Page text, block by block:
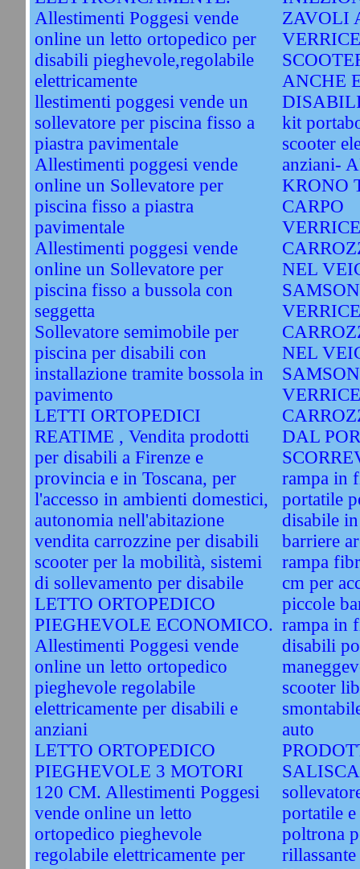
Allestimenti Poggesi vende
online un letto ortopedico per
disabili pieghevole,regolabile
elettricamente
llestimenti poggesi vende un
sollevatore per piscina fisso a
piastra pavimentale
Allestimenti poggesi vende
online un Sollevatore per
piscina fisso a piastra
pavimentale
Allestimenti poggesi vende
online un Sollevatore per
piscina fisso a bussola con
seggetta
Sollevatore semimobile per
piscina per disabili con
installazione tramite bossola in
pavimento
LETTI ORTOPEDICI
REATIME , Vendita prodotti
per disabili a Firenze e
provincia e in Toscana, per
l'accesso in ambienti domestici,
autonomia nell'abitazione
vendita carrozzine per disabili
scooter per la mobilità, sistemi
di sollevamento per disabile
LETTO ORTOPEDICO
PIEGHEVOLE ECONOMICO.
Allestimenti Poggesi vende
online un letto ortopedico
pieghevole regolabile
elettricamente per disabili e
anziani
LETTO ORTOPEDICO
PIEGHEVOLE 3 MOTORI
120 CM. Allestimenti Poggesi
vende online un letto
ortopedico pieghevole
regolabile elettricamente per
ZAVOLI
ANCHE
kit
scooter
anziani-
KRONO
CARPO
NEL
NEL
DAL
rampa in
portatile
disabile
barriere
rampa
cm per
piccole
rampa in
disabili
scooter
auto
portatile
poltrona